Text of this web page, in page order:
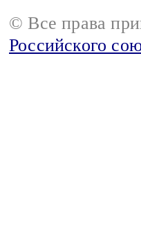
© Все права
Российского